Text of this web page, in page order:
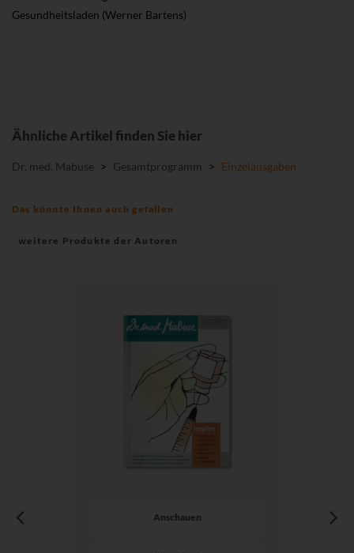
Gesundheitsladen (Werner Bartens)
Ähnliche Artikel finden Sie hier
Dr. med. Mabuse > Gesamtprogramm > Einzelausgaben
Das könnte Ihnen auch gefallen
weitere Produkte der Autoren
Anschauen